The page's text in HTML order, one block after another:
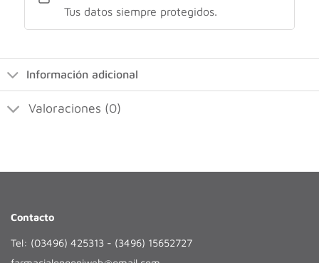
Tus datos siempre protegidos.
Información adicional
Valoraciones (0)
Contacto
Tel: (03496) 425313 - (3496) 15652727